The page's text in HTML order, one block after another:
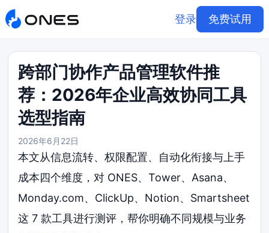
登录 免费试用
跨部门协作产品管理软件推
荐：2026年企业高效协同工具
选型指南
2026年6月22日
本文从信息流转、权限配置、自动化衔接与上手
成本四个维度，对 ONES、Tower、Asana、
Monday.com、ClickUp、Notion、Smartsheet
这 7 款工具进行测评，帮你明确不同规模与业务